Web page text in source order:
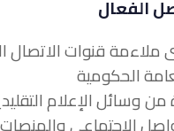
الفعال
ملاءمة قنوات الاتصال
الحكومية
من وسائل الإعلام